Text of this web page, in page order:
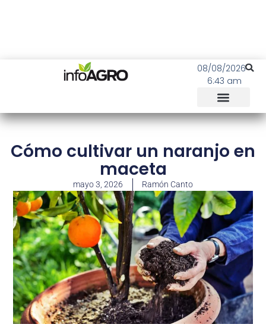
08/08/2026
6:43 am
Cómo cultivar un naranjo en
maceta
mayo 3, 2026 Ramón Canto